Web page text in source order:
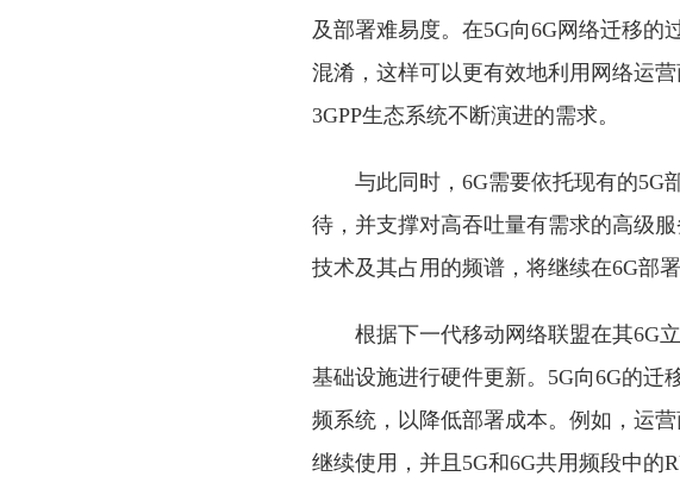
及部署难易度。在5G向6G⽹络迁移
混淆，这样可以更有效地利⽤⽹络运
3GPP生态系统不断演进的需求。
与此同时，6G需要依托现有的5G
待，并⽀撑对⾼吞吐量有需求的⾼级
技术及其占⽤的频谱，将继续在6G部
根据下⼀代移动⽹络联盟在其6G
基础设施进⾏硬件更新。5G向6G的迁
频系统，以降低部署成本。例如，运
继续使⽤，并且5G和6G共⽤频段中的